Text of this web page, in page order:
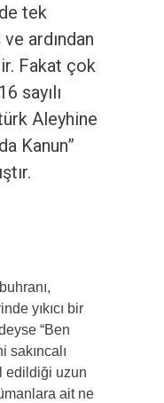
tek
ardından
Fakat çok
sayılı
Aleyhine
Kanun”
yıkıcı bir
“Ben
sakıncalı
edildiği uzun
ait ne